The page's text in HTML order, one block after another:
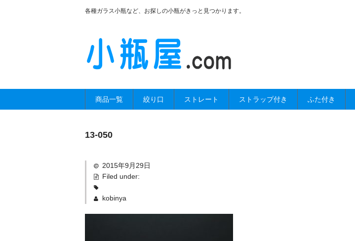
各種ガラス小瓶など、お探しの小瓶がきっと見つかります。
商品一覧 絞り口 ストレート ストラップ付き ふた付き
13-050
2015年9月29日
Filed under:
kobinya